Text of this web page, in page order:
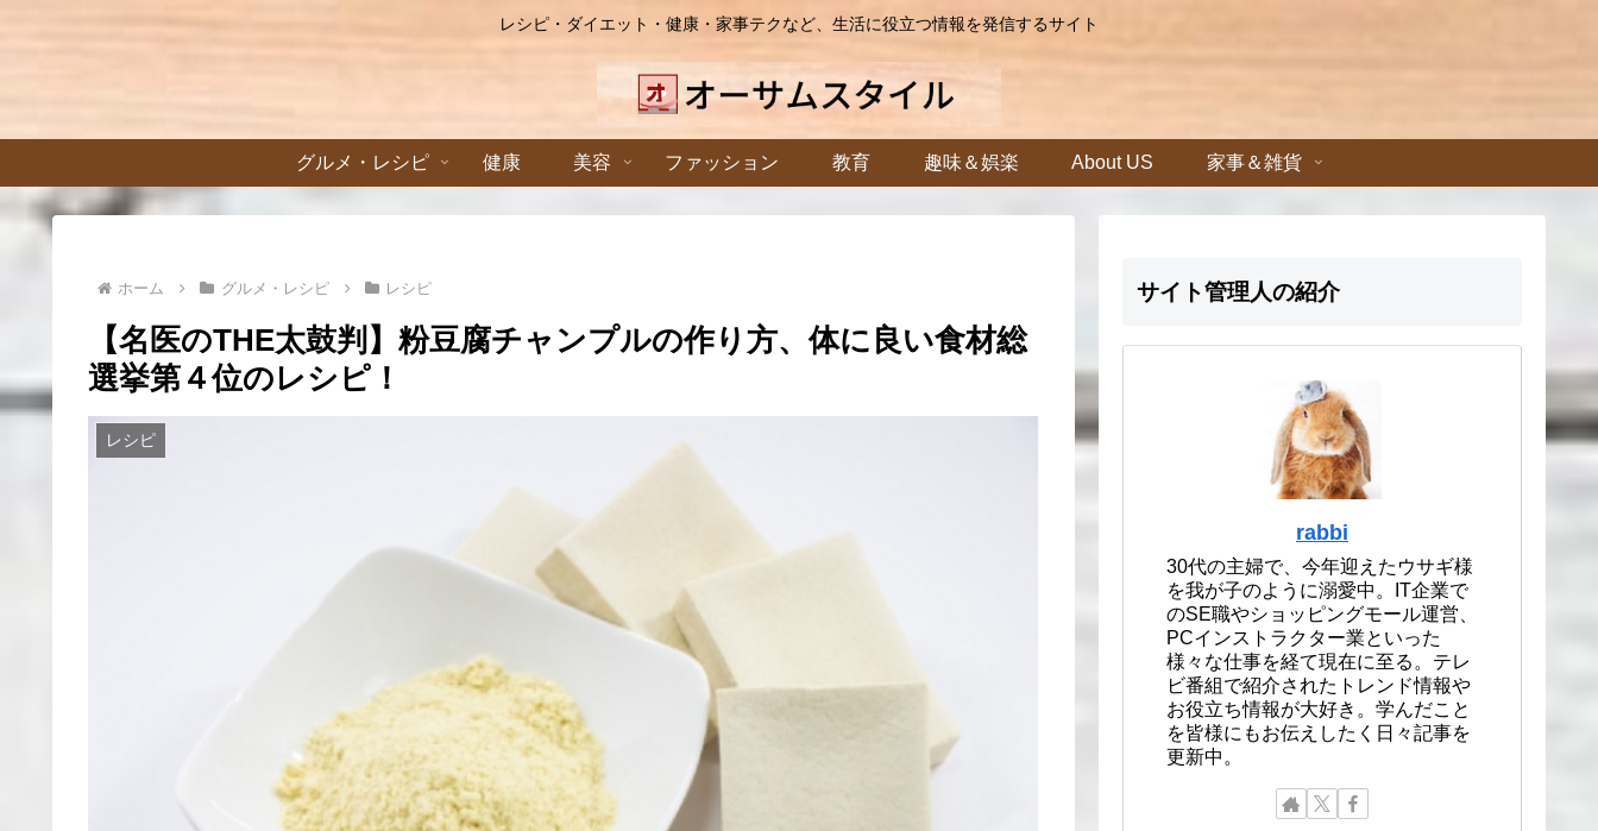
レシピ・ダイエット・健康・家事テクなど、生活に役立つ情報を発信するサイト
グルメ・レシピ 健康 美容 ファッション 教育 趣味＆娯楽 About US 家事＆雑貨
ホーム グルメ・レシピ レシピ
【名医のTHE太鼓判】粉豆腐チャンプルの作り方、体に良い食材総
選挙第４位のレシピ！
レシピ
サイト管理人の紹介
rabbi
30代の主婦で、今年迎えたウサギ様
を我が子のように溺愛中。IT企業で
のSE職やショッピングモール運営、
PCインストラクター業といった
様々な仕事を経て現在に至る。テレ
ビ番組で紹介されたトレンド情報や
お役立ち情報が大好き。学んだこと
を皆様にもお伝えしたく日々記事を
更新中。